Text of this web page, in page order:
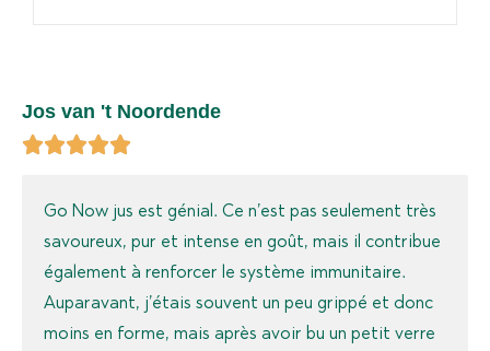
Jos van 't Noordende
Go Now jus est génial. Ce n’est pas seulement très
savoureux, pur et intense en goût, mais il contribue
également à renforcer le système immunitaire.
Auparavant, j’étais souvent un peu grippé et donc
moins en forme, mais après avoir bu un petit verre